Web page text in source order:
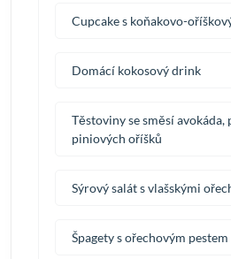
Cupcake s koňakovo-
Domácí kokosový drink
Těstoviny se směsí avokáda,
piniových oříšků
Sýrový salát s vlašskými
Špagety s ořechovým